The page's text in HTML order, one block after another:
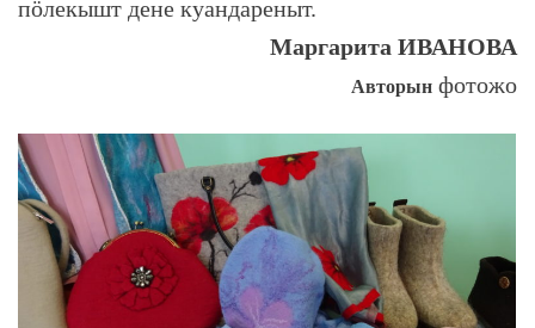
пӧлекышт дене куандареныт.
Маргарита ИВАНОВА
Авторын фотожо